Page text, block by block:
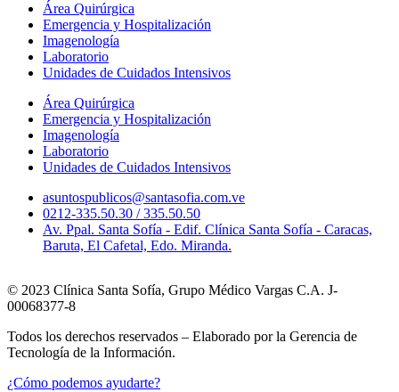
Área Quirúrgica
Emergencia y Hospitalización
Imagenología
Laboratorio
Unidades de Cuidados Intensivos
Área Quirúrgica
Emergencia y Hospitalización
Imagenología
Laboratorio
Unidades de Cuidados Intensivos
asuntospublicos@santasofia.com.ve
0212-335.50.30 / 335.50.50
Av. Ppal. Santa Sofía - Edif. Clínica Santa Sofía - Caracas,
Baruta, El Cafetal, Edo. Miranda.
© 2023 Clínica Santa Sofía, Grupo Médico Vargas C.A. J-
00068377-8
Todos los derechos reservados – Elaborado por la Gerencia de
Tecnología de la Información.
¿Cómo podemos ayudarte?